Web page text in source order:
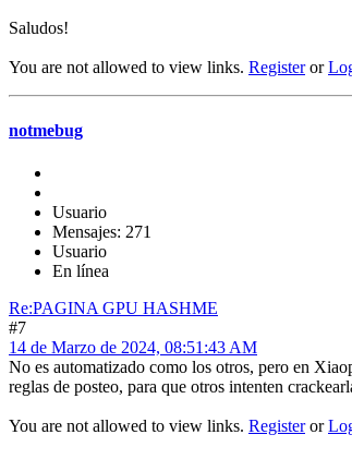
Saludos!
You are not allowed to view links. Registeror
notmebug
Usuario
Mensajes: 271
Usuario
En línea
Re:PAGINA GPU HASHME
#7
14 de Marzo de 2024, 08:51:43 AM
No es automatizado como los otros, pero en
reglas de posteo, para que otros intenten
You are not allowed to view links. Registeror